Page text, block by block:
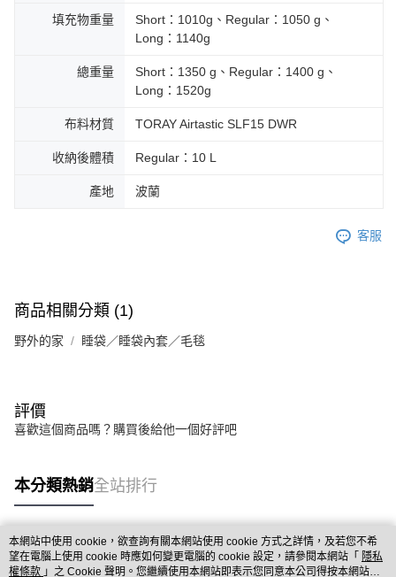
填充物重量
Short：1010g、Regular：1050 g、
Long：1140g
總重量
Short：1350 g、Regular：1400 g、
Long：1520g
布料材質 TORAY Airtastic SLF15 DWR
收納後體積 Regular：10 L
產地 波蘭
客服
商品相關分類 (1)
野外的家 睡袋／睡袋內套／毛毯
評價
喜歡這個商品嗎？購買後給他一個好評吧
本分類熱銷全站排行
熱門標籤
本網站中使用 cookie，欲查詢有關本網站使用 cookie 方式之詳情，及若您不希
望在電腦上使用 cookie 時應如何變更電腦的 cookie 設定，請參閱本網站「 隱私
權條款 」之 Cookie 聲明。您繼續使用本網站即表示您同意本公司得按本網站使